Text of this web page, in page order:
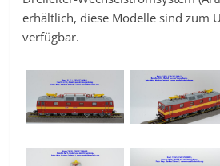
erhältlich, diese Modelle sind zum
verfügbar.